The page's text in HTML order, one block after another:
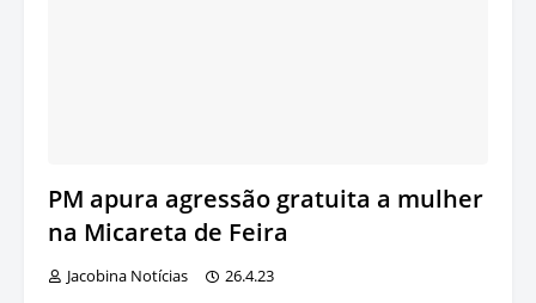
PM apura agressão gratuita a mulher
na Micareta de Feira
Jacobina Notícias
26.4.23